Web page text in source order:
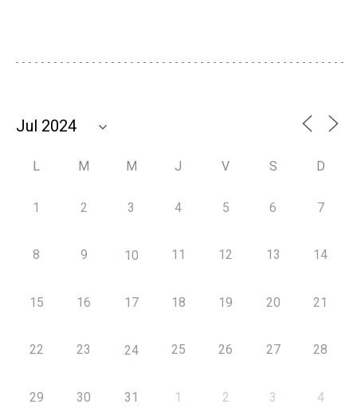
L M M J V S D
1 2 3 4 5 6 7
8 9 10 11 12 13 14
15 16 17 18 19 20 21
22 23 24 25 26 27 28
29 30 31 1 2 3 4